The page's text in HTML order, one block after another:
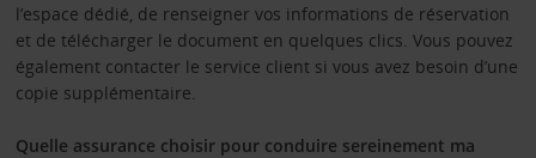
l’espace dédié, de renseigner vos informations de réservation
et de télécharger le document en quelques clics. Vous pouvez
également contacter le service client si vous avez besoin d’une
copie supplémentaire.
Quelle assurance choisir pour conduire sereinement ma